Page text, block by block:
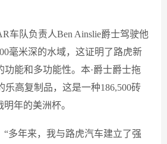
车队负责人Ben Ainslie爵士驾驶他
毫米深的水域，这证明了路虎新
功能和多功能性。本·爵士爵士拖
乐高复制品，这是一种186,500砖
年的美洲杯。
“多年来，我与路虎汽车建立了强